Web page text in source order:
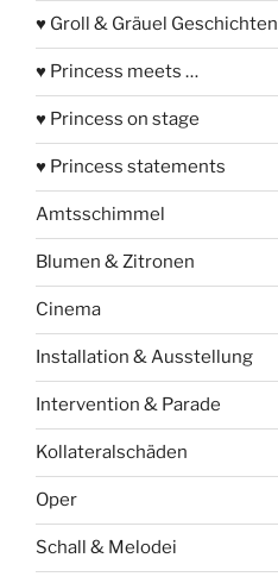
♥ Groll & Gräuel Geschichten
♥ Princess meets …
♥ Princess on stage
♥ Princess statements
Amtsschimmel
Blumen & Zitronen
Cinema
Installation & Ausstellung
Intervention & Parade
Kollateralschäden
Oper
Schall & Melodei